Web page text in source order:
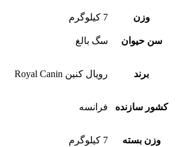
وزن 7 کیلوگرم
سن حیوان سگ بالغ
برند رویال کنین Royal Canin
کشور سازنده فرانسه
وزن بسته 7 کیلوگرم